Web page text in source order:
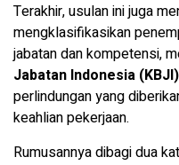
Terakhir, usulan ini juga
mengklasifikasikan
jabatan dan kompetensi,
Jabatan Indonesia (KBJI)
perlindungan yang
keahlian pekerjaan.
Rumusannya dibagi dua